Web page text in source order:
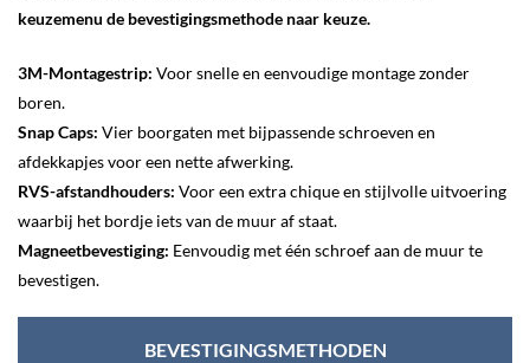
keuzemenu de bevestigingsmethode naar keuze.
3M-Montagestrip: Voor snelle en eenvoudige montage zonder
boren.
Snap Caps: Vier boorgaten met bijpassende schroeven en
afdekkapjes voor een nette afwerking.
RVS-afstandhouders: Voor een extra chique en stijlvolle uitvoering
waarbij het bordje iets van de muur af staat.
Magneetbevestiging: Eenvoudig met één schroef aan de muur te
bevestigen.
BEVESTIGINGSMETHODEN